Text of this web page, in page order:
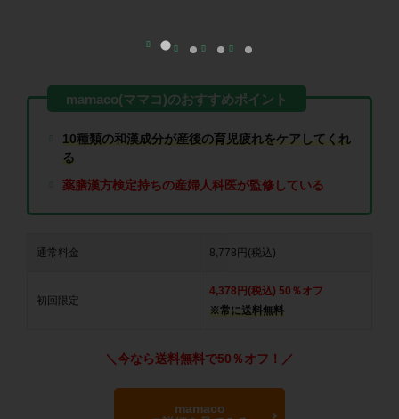
10種類の和漢成分が産後の育児疲れをケアしてくれ
る
薬膳漢方検定持ちの産婦人科医が監修している
通常料金 8,778円(税込)
初回限定
4,378円(税込) 50％オフ
※常に送料無料
＼今なら送料無料で50％オフ！／
mamaco